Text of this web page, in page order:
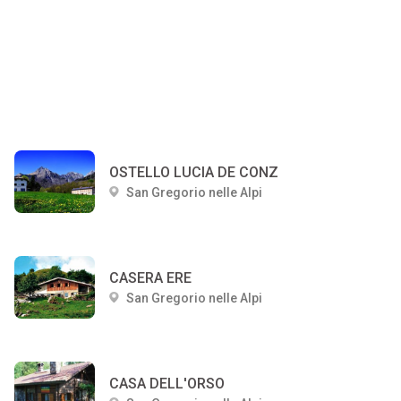
OSTELLO LUCIA DE CONZ
San Gregorio nelle Alpi
CASERA ERE
San Gregorio nelle Alpi
CASA DELL'ORSO